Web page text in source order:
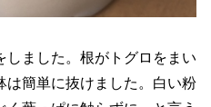
ました。根がトグロをまい
は簡単に抜けました。白い粉